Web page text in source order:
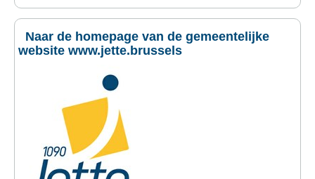
Naar de homepage van de gemeentelijke
website www.jette.brussels